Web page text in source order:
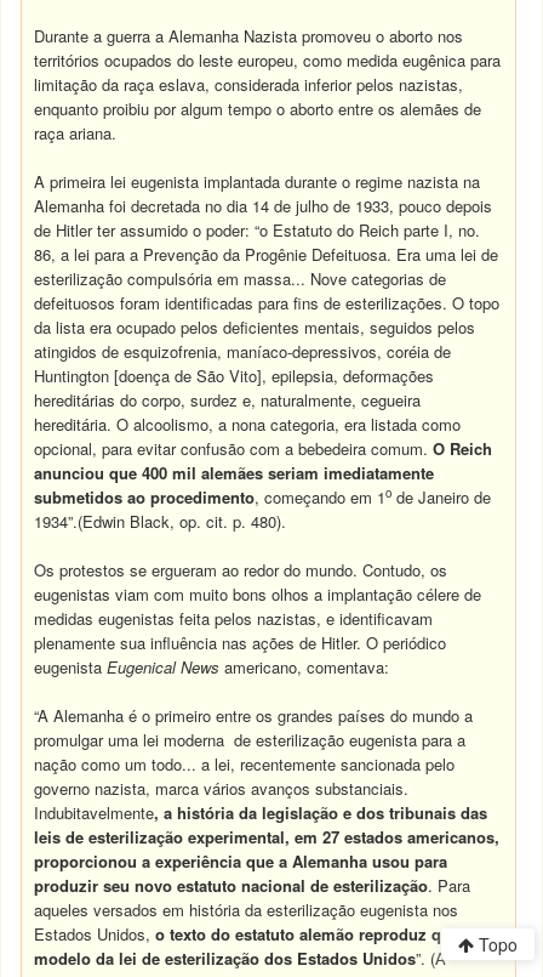
Durante a guerra a Alemanha Nazista promoveu o aborto nos
territórios ocupados do leste europeu, como medida eugênica para
limitação da raça eslava, considerada inferior pelos nazistas,
enquanto proibiu por algum tempo o aborto entre os alemães de
raça ariana.
A primeira lei eugenista implantada durante o regime nazista na
Alemanha foi decretada no dia 14 de julho de 1933, pouco depois
de Hitler ter assumido o poder: “o Estatuto do Reich parte I, no.
86, a lei para a Prevenção da Progênie Defeituosa. Era uma lei de
esterilização compulsória em massa... Nove categorias de
defeituosos foram identificadas para fins de esterilizações. O topo
da lista era ocupado pelos deficientes mentais, seguidos pelos
atingidos de esquizofrenia, maníaco-depressivos, coréia de
Huntington [doença de São Vito], epilepsia, deformações
hereditárias do corpo, surdez e, naturalmente, cegueira
hereditária. O alcoolismo, a nona categoria, era listada como
opcional, para evitar confusão com a bebedeira comum.O Reich
anunciou que 400 mil alemães seriam imediatamente
submetidos ao procedimento, começando em 1o de Janeiro de
1934”.(Edwin Black, op. cit. p. 480).
Os protestos se ergueram ao redor do mundo. Contudo, os
eugenistas viam com muito bons olhos a implantação célere de
medidas eugenistas feita pelos nazistas, e identificavam
plenamente sua influência nas ações de Hitler. O periódico
eugenistaEugenical News americano, comentava:
“A Alemanha é o primeiro entre os grandes países do mundo a
promulgar uma lei moderna de esterilização eugenista para a
nação como um todo... a lei, recentemente sancionada pelo
governo nazista, marca vários avanços substanciais.
Indubitavelmente, a história da legislação e dos tribunais das
leis de esterilização experimental, em 27 estados americanos,
proporcionou a experiência que a Alemanha usou para
produzir seu novo estatuto nacional de esterilização. Para
aqueles versados em história da esterilização eugenista nos
Estados Unidos,o texto do estatuto alemão reproduz quase o
modelo da lei de esterilização dos Estados Unidos”. (A
Topo